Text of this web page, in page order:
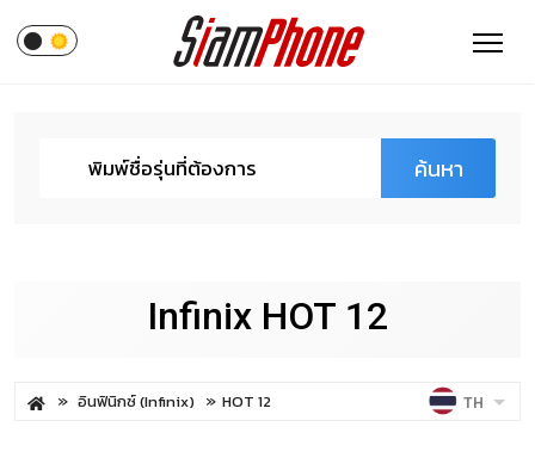
ค้นหา
Infinix HOT 12
อินฟินิกซ์ (Infinix) HOT 12 TH